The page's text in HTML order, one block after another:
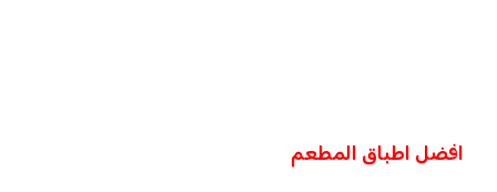
افضل اطباق المطعم